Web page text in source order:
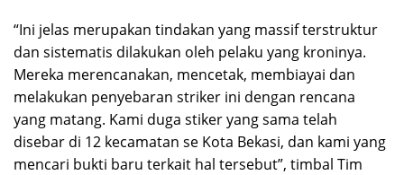
“Ini jelas merupakan tindakan yang massif terstruktur
dan sistematis dilakukan oleh pelaku yang kroninya.
Mereka merencanakan, mencetak, membiayai dan
melakukan penyebaran striker ini dengan rencana
yang matang. Kami duga stiker yang sama telah
disebar di 12 kecamatan se Kota Bekasi, dan kami yang
mencari bukti baru terkait hal tersebut”, timbal Tim